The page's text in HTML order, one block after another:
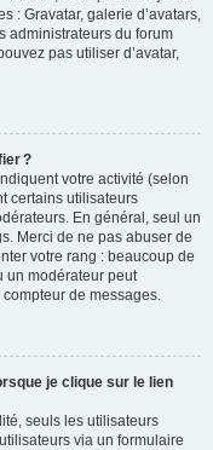
: Gravatar, galerie d’avatars,
administrateurs du forum
pas utiliser d’avatar,
?
votre activité (selon
certains utilisateurs
En général, seul un
Merci de ne pas abuser de
votre rang : beaucoup de
un modérateur peut
de messages.
je clique sur le lien
seuls les utilisateurs
via un formulaire